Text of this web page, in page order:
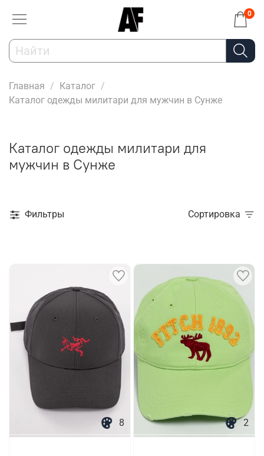
0
Главная
Каталог
Каталог одежды милитари для мужчин в Сунже
Каталог одежды милитари для
мужчин в Сунже
Фильтры Сортировка
8 2